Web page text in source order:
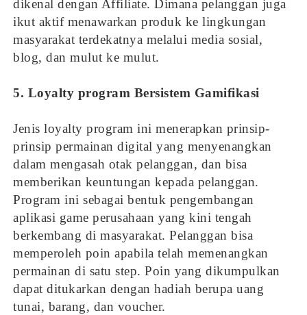
dikenal dengan Affiliate. Dimana pelanggan juga
ikut aktif menawarkan produk ke lingkungan
masyarakat terdekatnya melalui media sosial,
blog, dan mulut ke mulut.
5. Loyalty program Bersistem Gamifikasi
Jenis loyalty program ini menerapkan prinsip-
prinsip permainan digital yang menyenangkan
dalam mengasah otak pelanggan, dan bisa
memberikan keuntungan kepada pelanggan.
Program ini sebagai bentuk pengembangan
aplikasi game perusahaan yang kini tengah
berkembang di masyarakat. Pelanggan bisa
memperoleh poin apabila telah memenangkan
permainan di satu step. Poin yang dikumpulkan
dapat ditukarkan dengan hadiah berupa uang
tunai, barang, dan voucher.